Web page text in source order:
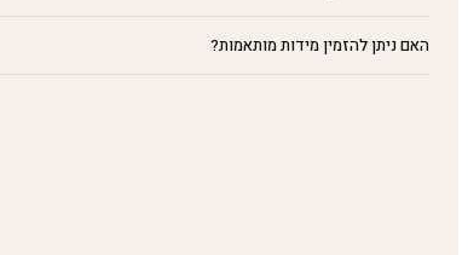
האם ניתן להזמין מידות מותאמות?